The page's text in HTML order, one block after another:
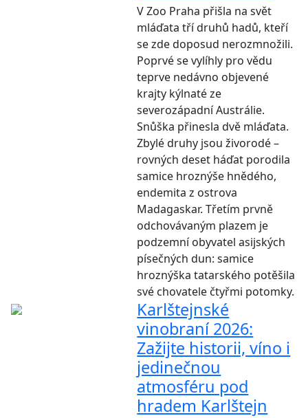
V Zoo Praha přišla na svět
mláďata tří druhů hadů, kteří
se zde doposud nerozmnožili.
Poprvé se vylíhly pro vědu
teprve nedávno objevené
krajty kýlnaté ze
severozápadní Austrálie.
Snůška přinesla dvě mláďata.
Zbylé druhy jsou živorodé –
rovných deset háďat porodila
samice hroznýše hnědého,
endemita z ostrova
Madagaskar. Třetím prvně
odchovávaným plazem je
podzemní obyvatel asijských
písečných dun: samice
hroznýška tatarského potěšila
své chovatele čtyřmi potomky.
Karlštejnské
vinobraní 2026:
Zažijte historii, víno i
jedinečnou
atmosféru pod
hradem Karlštejn